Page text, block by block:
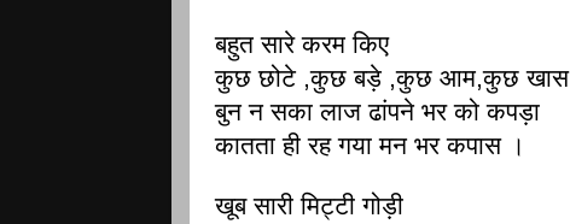
बहुत सारे करम किए
कुछ छोटे ,कुछ बड़े ,कुछ आम,कुछ खास
बुन न सका लाज ढांपने भर को कपड़ा
कातता ही रह गया मन भर कपास ।
खूब सारी मिट्टी गोड़ी